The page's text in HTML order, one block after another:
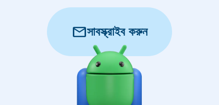
mailসাবস্ক্রাইব করুন